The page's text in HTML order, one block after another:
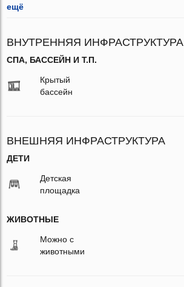
ещё
ВНУТРЕННЯЯ ИНФРАСТРУКТУРА
СПА, БАССЕЙН И Т.П.
Крытый
бассейн
ВНЕШНЯЯ ИНФРАСТРУКТУРА
ДЕТИ
Детская
площадка
ЖИВОТНЫЕ
Можно с
животными